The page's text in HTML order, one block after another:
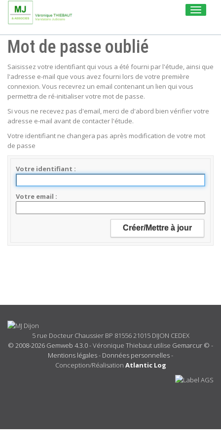
Toggle
Mot de passe oublié
Saisissez votre identifiant qui vous a été fourni par l'étude, ainsi que
l'adresse e-mail que vous avez fourni lors de votre première
connexion. Vous recevrez un email contenant un lien qui vous
permettra de ré-initialiser votre mot de passe.
Si vous ne recevez pas d'email, merci de d'abord bien vérifier votre
adresse e-mail avant de contacter l'étude.
Votre identifiant ne changera pas après modification de votre mot
de passe
Votre identifiant
Votre email
5 rue Docteur Chaussier BP 81556 21015 DIJON CEDEX
© 2008-2026 Gemweb 4.3.0- Véronique Thiebaut utilise Gemarcur © -
Mentions légales- Données personnelles-
Conception/Réalisation Atlantic Log